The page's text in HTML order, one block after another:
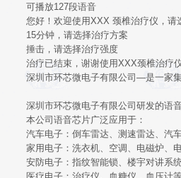
可播放127段语音
您好！欢迎使用XXX 颈椎治疗仪，请
15分钟，请选择治疗方案
捶击，请选择治疗强度
治疗已结束，谢谢使用XXX颈椎治疗
深圳市环芯微电子有限公司―是一家集
深圳市环芯微电子有限公司研发的语音
本公司语音芯片广泛应用于：
汽车电子：倒车雷达、测速雷达、汽车
家用电子：洗衣机、空调、电磁炉、电
安防电子：指纹智能锁、楼宇对讲系统